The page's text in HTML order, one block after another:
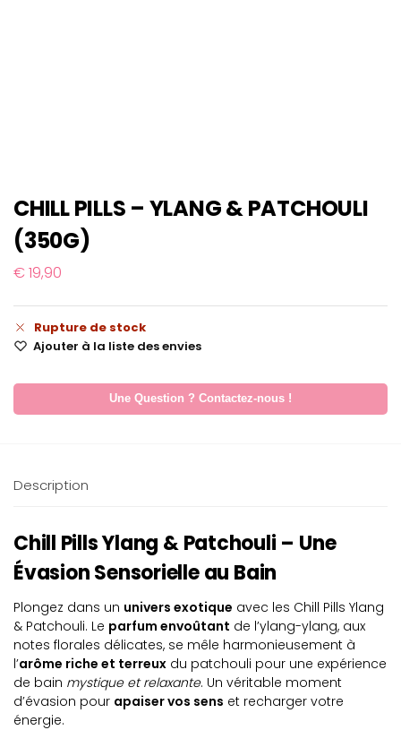
CHILL PILLS – YLANG & PATCHOULI
(350G)
€19,90
Rupture de stock
Ajouter à la liste des envies
Une Question ? Contactez-nous !
Description
Chill Pills Ylang & Patchouli – Une
Évasion Sensorielle au Bain
Plongez dans un univers exotique avec les Chill Pills Ylang
& Patchouli. Le parfum envoûtant de l’ylang-ylang, aux
notes florales délicates, se mêle harmonieusement à
l’arôme riche et terreux du patchouli pour une expérience
de bain mystique et relaxante. Un véritable moment
d’évasion pour apaiser vos sens et recharger votre
énergie.